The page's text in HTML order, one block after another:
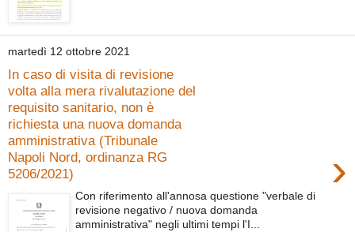
martedì 12 ottobre 2021
In caso di visita di revisione
volta alla mera rivalutazione del
requisito sanitario, non è
richiesta una nuova domanda
amministrativa (Tribunale
Napoli Nord, ordinanza RG
5206/2021)
›
Con riferimento all'annosa questione "verbale di
revisione negativo / nuova domanda
amministrativa" negli ultimi tempi l'I...